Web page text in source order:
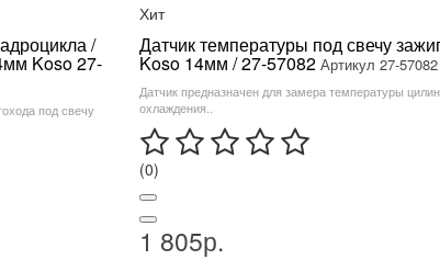
/
Koso 27-
под свечу
Хит
Датчик температуры под свечу
Koso 14мм / 27-57082 Артикул 27-57082
Датчик предназначен для замера температуры
охлаждения..
(0)
1 805р.